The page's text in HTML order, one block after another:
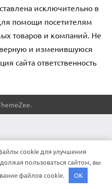
исключительно в
помощи посетителям
товаров и компаний. Не
и изменившуюся
сайта ответственность
cookie для улучшения
пользоваться сайтом, вы
файлов cookie.
OK